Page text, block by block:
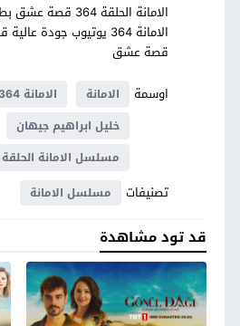
قصة عشق
اوسمة
الامانة الامانة 364
خليل ابراهيم جيهان
مسلسل الامانة الحلقة
تصنيفات مسلسل الامانة
قد تود مشاهدة